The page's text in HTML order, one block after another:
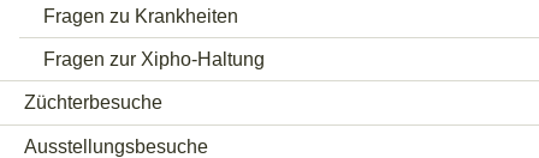
Fragen zu Krankheiten
Fragen zur Xipho-Haltung
Züchterbesuche
Ausstellungsbesuche